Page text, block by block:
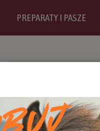
PREPARATY I PASZE